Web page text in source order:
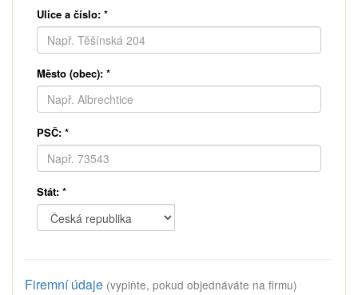
Ulice a číslo: *
Město (obec): *
PSČ: *
Stát: *
Firemní údaje (vyplňte, pokud objednáváte na firmu)